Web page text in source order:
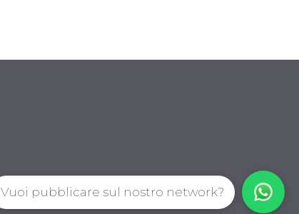
Vuoi pubblicare sul nostro network?